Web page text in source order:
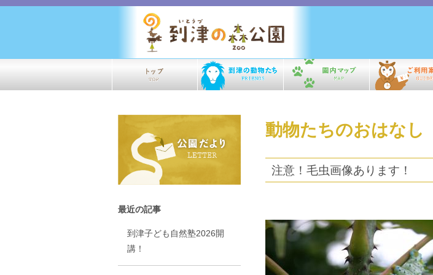
動物たちのおはなし
注意！毛虫画像あります！
最近の記事
到津子ども自然塾2026開
講！